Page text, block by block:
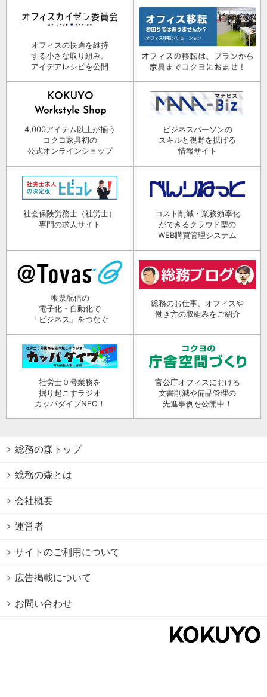
オフィスの快適を維持
する小さな取り組み。
アイデアレシピを公開
4,000アイテム以上が揃う
コクヨ家具初の
公式オンラインショップ
ビジネスパーソンの
スキルと視野を拡げる
情報サイト
社会保険労務士（社労士）
専門の求人サイト
コスト削減・業務効率化
ができるクラウド型の
WEB購買管理システム
帳票配信の
電子化・自動化で
「ビジネス」をつなぐ
総務のお仕事、オフィスや
働き方の取組みをご紹介
社労士０号業務を
掘り起こすラジオ
カッパダイブNEO！
官公庁オフィスにおける
文書削減や備品管理の
先進事例を公開中！
総務の森トップ
総務の森とは
会社概要
運営者
サイトのご利用について
広告掲載について
お問い合わせ